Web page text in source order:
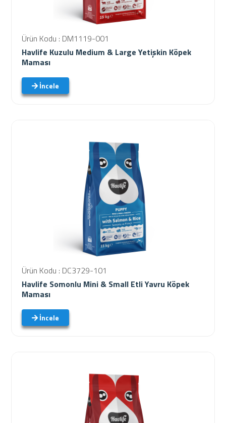
Ürün Kodu : DM1119-001
Havlife Kuzulu Medium & Large Yetişkin Köpek
Maması
İncele
Ürün Kodu : DC3729-101
Havlife Somonlu Mini & Small Etli Yavru Köpek
Maması
İncele